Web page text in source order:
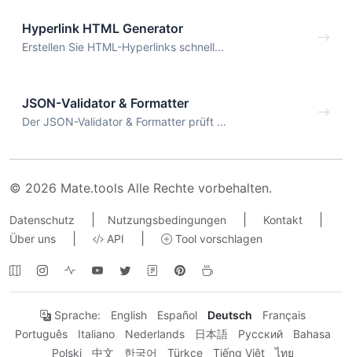
Hyperlink HTML Generator
Erstellen Sie HTML-Hyperlinks schnell...
JSON-Validator & Formatter
Der JSON-Validator & Formatter prüft ...
© 2026 Mate.tools Alle Rechte vorbehalten.
Datenschutz Nutzungsbedingungen Kontakt
Über uns API Tool vorschlagen
Sprache: English Español Deutsch
Français
Português
Italiano Nederlands 日本語 Русский
Bahasa
Polski
中文 한국어 Türkçe Tiếng Việt ไทย